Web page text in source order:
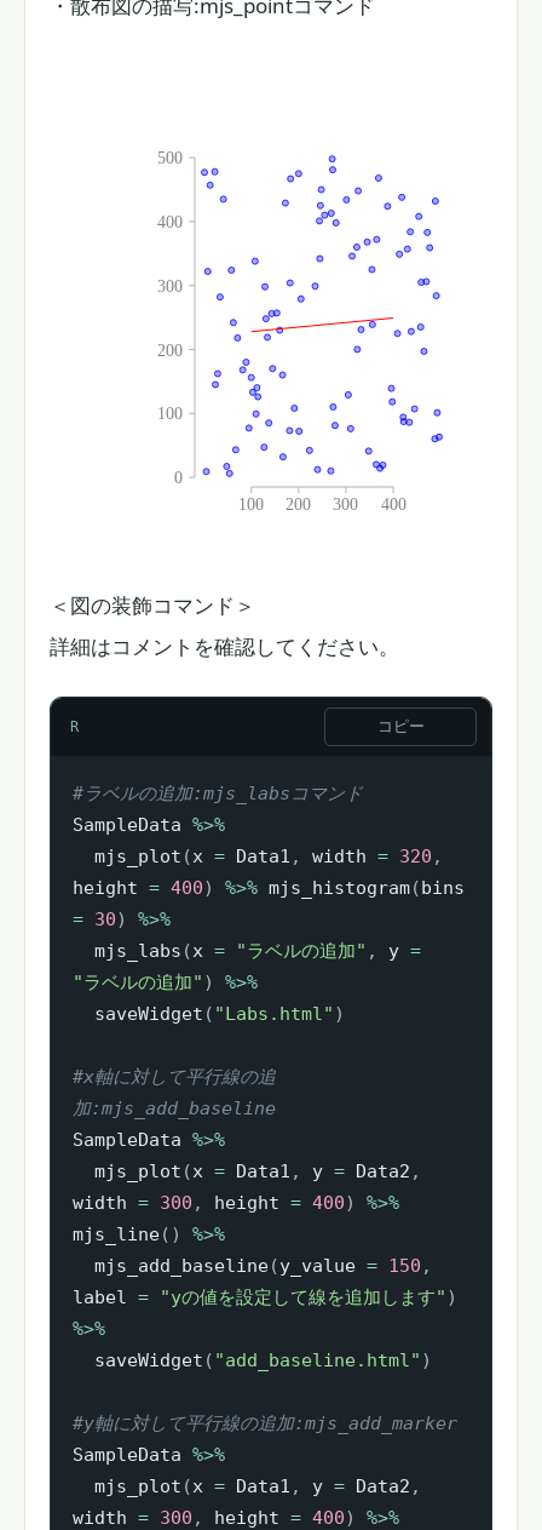
＜図の装飾コマンド＞
詳細はコメントを確認してください。
R コピー
#ラベルの追加:mjs_labsコマンド
SampleData %>%
  mjs_plot
(x = Data1 , width = 320 ,
height = 400) %>% mjs_histogram(
= 30)
%>%
  mjs_labs
(x = "ラベルの追加" , y =
"ラベルの追加" )
%>%
  saveWidget
( "Labs.html" )
#x軸に対して平行線の追
加:mjs_add_baseline
SampleData %>%
  mjs_plot
(x = Data1 , y = Data2 ,
width = 300 , height = 400)
%>%
mjs_line( )
%>%
  mjs_add_baseline
(y_value = 150 ,
label = "yの値を設定して線を追加します" )
%>%
  saveWidget
( "add_baseline.html" )
#y軸に対して平行線の追加:mjs_add_marker
SampleData %>%
  mjs_plot
(x = Data1 , y = Data2 ,
width = 300 , height = 400)
%>%